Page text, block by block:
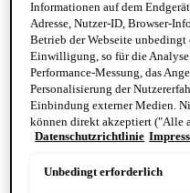
Anwendung
Informationen auf dem
Adresse, Nutzer-ID, Browser-
Betrieb der Webseite
Einwilligung, so für die
Performance-Messung, das
Personalisierung der
Einbindung externer Medien.
können direkt akzeptiert ("Alle
Einwilligung fortfahren")
speichern"). Die Auswahl
Datenschutzrichtlinie
Unbedingt erforderlich